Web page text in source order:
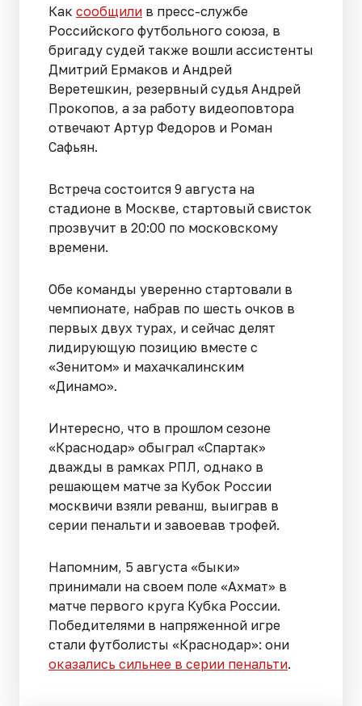
Как сообщили в пресс-службе
Российского футбольного союза, в
бригаду судей также вошли ассистенты
Дмитрий Ермаков и Андрей
Веретешкин, резервный судья Андрей
Прокопов, а за работу видеоповтора
отвечают Артур Федоров и Роман
Сафьян.
Встреча состоится 9 августа на
стадионе в Москве, стартовый свисток
прозвучит в 20:00 по московскому
времени.
Обе команды уверенно стартовали в
чемпионате, набрав по шесть очков в
первых двух турах, и сейчас делят
лидирующую позицию вместе с
«Зенитом» и махачкалинским
«Динамо».
Интересно, что в прошлом сезоне
«Краснодар» обыграл «Спартак»
дважды в рамках РПЛ, однако в
решающем матче за Кубок России
москвичи взяли реванш, выиграв в
серии пенальти и завоевав трофей.
Напомним, 5 августа «быки»
принимали на своем поле «Ахмат» в
матче первого круга Кубка России.
Победителями в напряженной игре
стали футболисты «Краснодар»: они
оказались сильнее в серии пенальти.